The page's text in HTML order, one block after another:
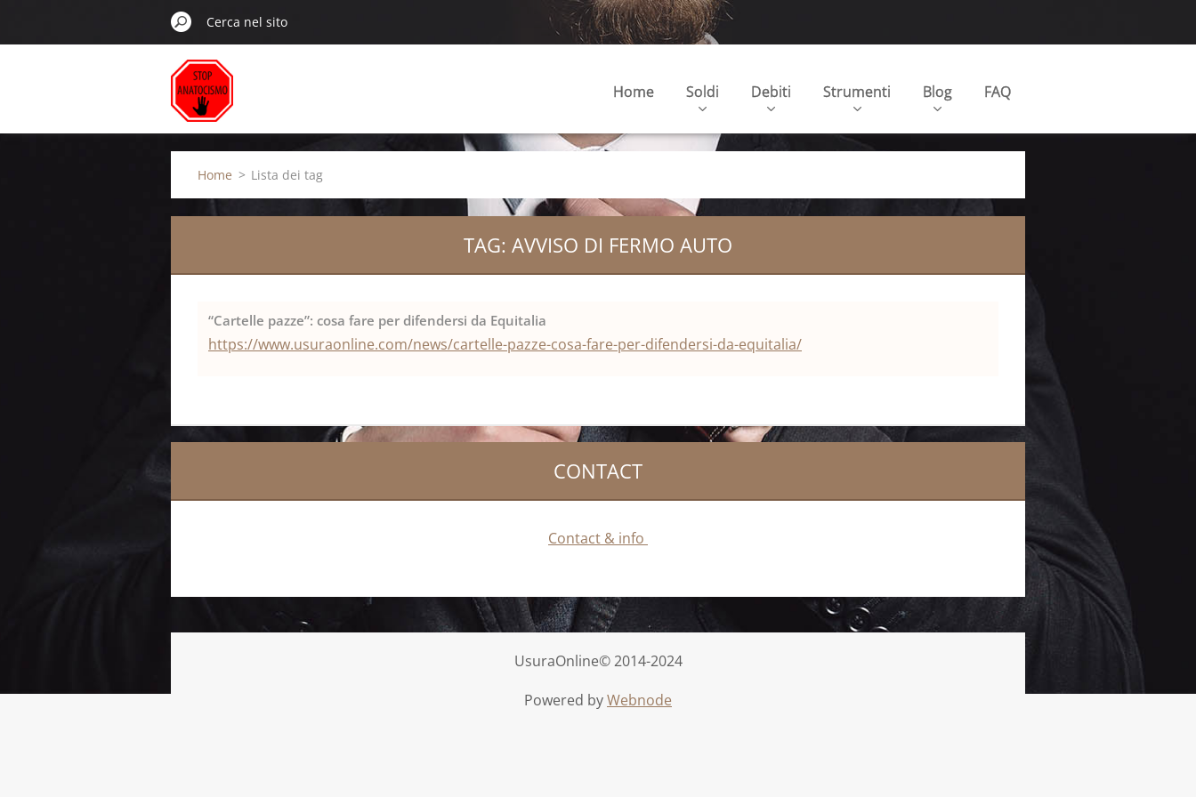
Home Soldi Debiti Strumenti Blog FAQ
Home > Lista dei tag
TAG: AVVISO DI FERMO AUTO
“Cartelle pazze”: cosa fare per difendersi da Equitalia
https://www.usuraonline.com/news/cartelle-pazze-cosa-fare-per-difendersi-da-equitalia/
CONTACT
Contact & info
UsuraOnline© 2014-2024
Powered byWebnode